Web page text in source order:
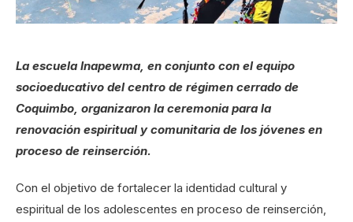
La escuela Inapewma, en conjunto con el equipo
socioeducativo del centro de régimen cerrado de
Coquimbo, organizaron la ceremonia para la
renovación espiritual y comunitaria de los jóvenes en
proceso de reinserción.
Con el objetivo de fortalecer la identidad cultural y
espiritual de los adolescentes en proceso de reinserción,